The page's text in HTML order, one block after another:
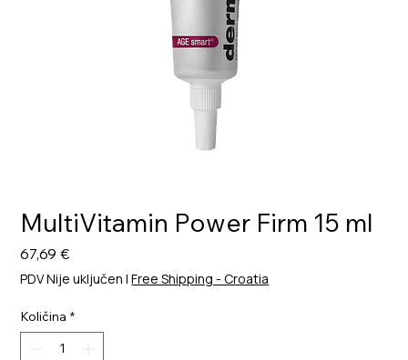
MultiVitamin Power Firm 15 ml
67,69 €Cijena
PDV Nije uključen |Free Shipping - Croatia
Količina *